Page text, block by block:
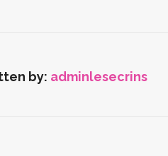
by: adminlesecrins